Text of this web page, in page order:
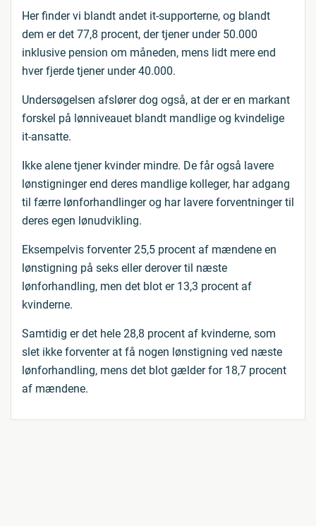
Her finder vi blandt andet it-supporterne, og blandt
dem er det 77,8 procent, der tjener under 50.000
inklusive pension om måneden, mens lidt mere end
hver fjerde tjener under 40.000.
Undersøgelsen afslører dog også, at der er en markant
forskel på lønniveauet blandt mandlige og kvindelige
it-ansatte.
Ikke alene tjener kvinder mindre. De får også lavere
lønstigninger end deres mandlige kolleger, har adgang
til færre lønforhandlinger og har lavere forventninger til
deres egen lønudvikling.
Eksempelvis forventer 25,5 procent af mændene en
lønstigning på seks eller derover til næste
lønforhandling, men det blot er 13,3 procent af
kvinderne.
Samtidig er det hele 28,8 procent af kvinderne, som
slet ikke forventer at få nogen lønstigning ved næste
lønforhandling, mens det blot gælder for 18,7 procent
af mændene.